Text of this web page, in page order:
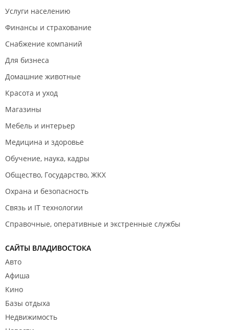
Услуги населению
Финансы и страхование
Снабжение компаний
Для бизнеса
Домашние животные
Красота и уход
Магазины
Мебель и интерьер
Медицина и здоровье
Обучение, наука, кадры
Общество, Государство, ЖКХ
Охрана и безопасность
Связь и IT технологии
Справочные, оперативные и экстренные службы
САЙТЫ ВЛАДИВОСТОКА
Авто
Афиша
Кино
Базы отдыха
Недвижимость